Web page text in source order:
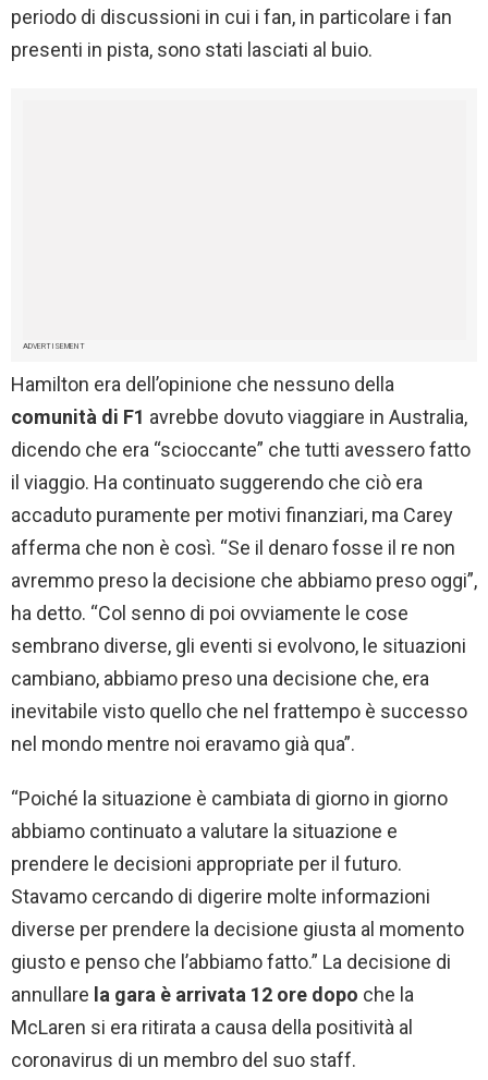
periodo di discussioni in cui i fan, in particolare i fan
presenti in pista, sono stati lasciati al buio.
ADVERTISEMENT
Hamilton era dell’opinione che nessuno della
comunità di F1 avrebbe dovuto viaggiare in Australia,
dicendo che era “scioccante” che tutti avessero fatto
il viaggio. Ha continuato suggerendo che ciò era
accaduto puramente per motivi finanziari, ma Carey
afferma che non è così. “Se il denaro fosse il re non
avremmo preso la decisione che abbiamo preso oggi”,
ha detto. “Col senno di poi ovviamente le cose
sembrano diverse, gli eventi si evolvono, le situazioni
cambiano, abbiamo preso una decisione che, era
inevitabile visto quello che nel frattempo è successo
nel mondo mentre noi eravamo già qua”.
“Poiché la situazione è cambiata di giorno in giorno
abbiamo continuato a valutare la situazione e
prendere le decisioni appropriate per il futuro.
Stavamo cercando di digerire molte informazioni
diverse per prendere la decisione giusta al momento
giusto e penso che l’abbiamo fatto.” La decisione di
annullare la gara è arrivata 12 ore dopo che la
McLaren si era ritirata a causa della positività al
coronavirus di un membro del suo staff.